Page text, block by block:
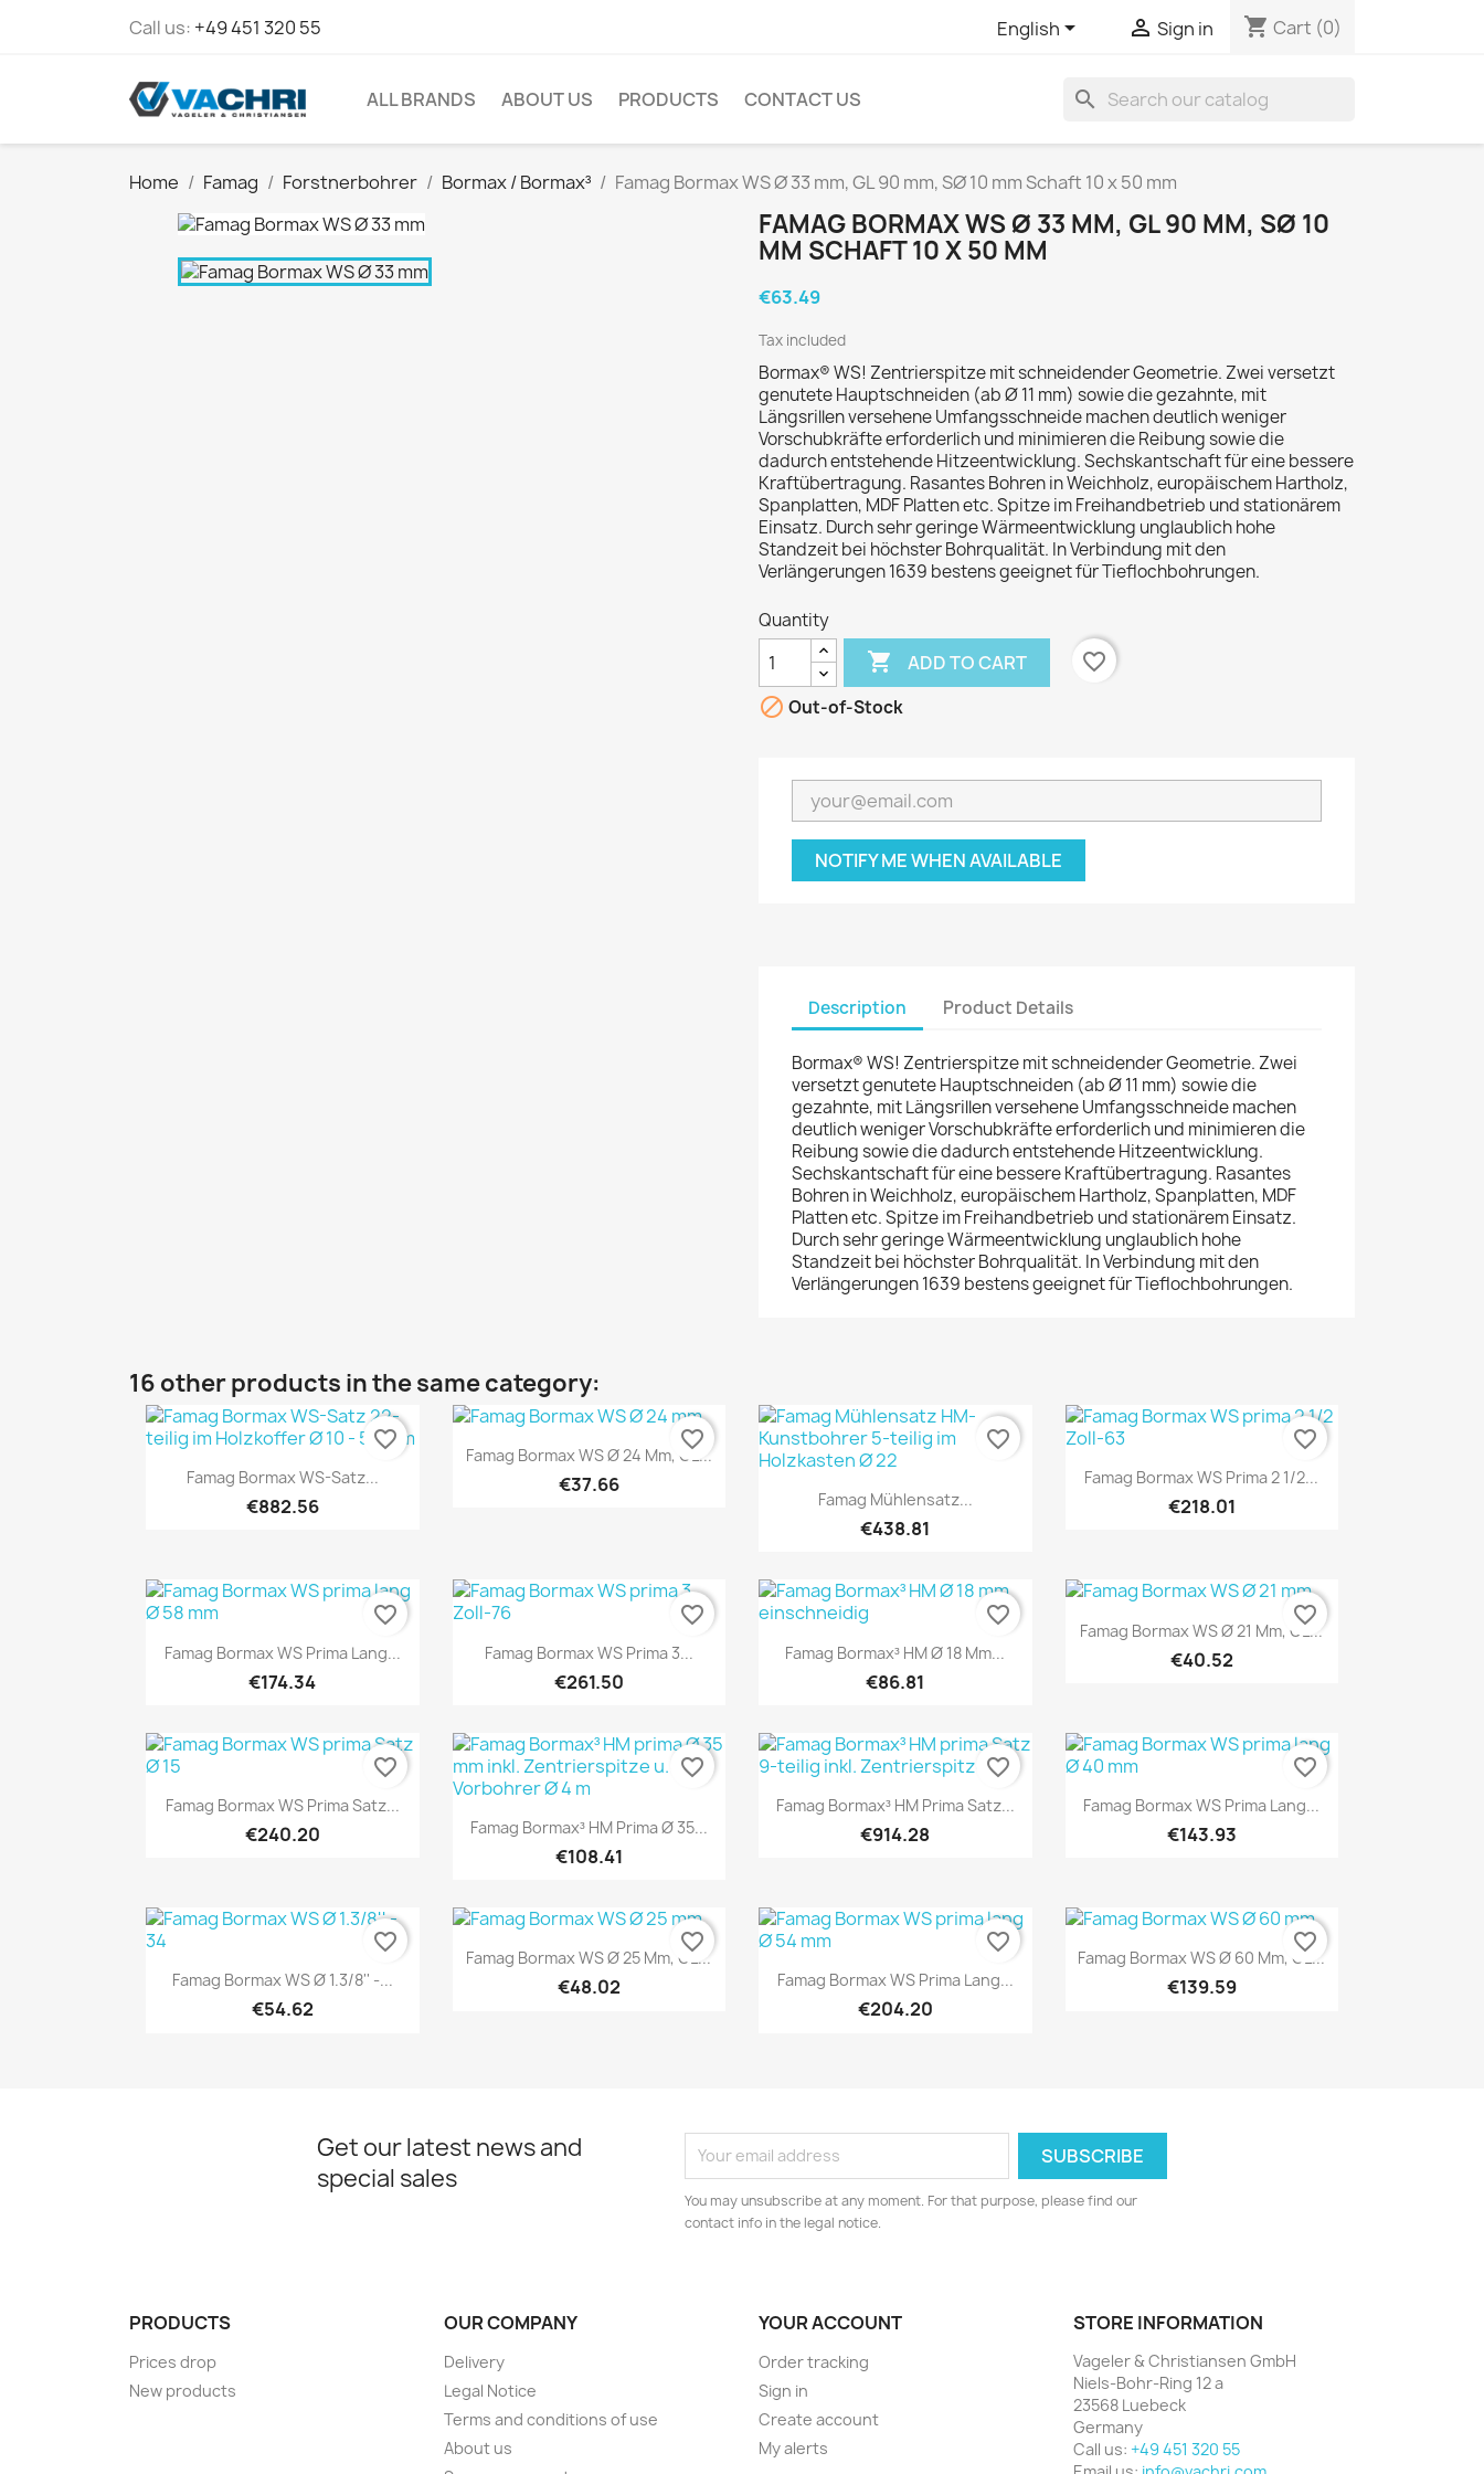
Call us: +49 451 320 55 English  Sign in shopping_cart Cart (0)
ALL BRANDS ABOUT US PRODUCTS CONTACT US search
Home Famag Forstnerbohrer Bormax / Bormax³ Famag Bormax WS Ø 33 mm, GL 90 mm, SØ 10 mm Schaft 10 x 50 mm
FAMAG BORMAX WS Ø 33 MM, GL 90 MM, SØ 10
MM SCHAFT 10 X 50 MM
€63.49
Tax included
Bormax® WS! Zentrierspitze mit schneidender Geometrie. Zwei versetzt
genutete Hauptschneiden (ab Ø 11 mm) sowie die gezahnte, mit
Längsrillen versehene Umfangsschneide machen deutlich weniger
Vorschubkräfte erforderlich und minimieren die Reibung sowie die
dadurch entstehende Hitzeentwicklung. Sechskantschaft für eine bessere
Kraftübertragung. Rasantes Bohren in Weichholz, europäischem Hartholz,
Spanplatten, MDF Platten etc. Spitze im Freihandbetrieb und stationärem
Einsatz. Durch sehr geringe Wärmeentwicklung unglaublich hohe
Standzeit bei höchster Bohrqualität. In Verbindung mit den
Verlängerungen 1639 bestens geeignet für Tieflochbohrungen.
Quantity
 ADD TO CART
favorite_border
 Out-of-Stock
NOTIFY ME WHEN AVAILABLE
Description Product Details
Bormax® WS! Zentrierspitze mit schneidender Geometrie. Zwei
versetzt genutete Hauptschneiden (ab Ø 11 mm) sowie die
gezahnte, mit Längsrillen versehene Umfangsschneide machen
deutlich weniger Vorschubkräfte erforderlich und minimieren die
Reibung sowie die dadurch entstehende Hitzeentwicklung.
Sechskantschaft für eine bessere Kraftübertragung. Rasantes
Bohren in Weichholz, europäischem Hartholz, Spanplatten, MDF
Platten etc. Spitze im Freihandbetrieb und stationärem Einsatz.
Durch sehr geringe Wärmeentwicklung unglaublich hohe
Standzeit bei höchster Bohrqualität. In Verbindung mit den
Verlängerungen 1639 bestens geeignet für Tieflochbohrungen.
16 other products in the same category:
Quick view
Famag Bormax WS-Satz...
€882.56
favorite_border Quick view
Famag Bormax WS Ø 24 Mm, GL...
€37.66
favorite_border
Quick view
Famag Mühlensatz...
€438.81
favorite_border
Quick view
Famag Bormax WS Prima 2 1/2...
€218.01
favorite_border
Quick view
Famag Bormax WS Prima Lang...
€174.34
favorite_border
Quick view
Famag Bormax WS Prima 3...
€261.50
favorite_border
Quick view
Famag Bormax³ HM Ø 18 Mm...
€86.81
favorite_border Quick view
Famag Bormax WS Ø 21 Mm, GL...
€40.52
favorite_border
Quick view
Famag Bormax WS Prima Satz...
€240.20
favorite_border
Quick view
Famag Bormax³ HM Prima Ø 35...
€108.41
favorite_border
Quick view
Famag Bormax³ HM Prima Satz...
€914.28
favorite_border
Quick view
Famag Bormax WS Prima Lang...
€143.93
favorite_border
Quick view
Famag Bormax WS Ø 1.3/8'' -...
€54.62
favorite_border Quick view
Famag Bormax WS Ø 25 Mm, GL...
€48.02
favorite_border
Quick view
Famag Bormax WS Prima Lang...
€204.20
favorite_border Quick view
Famag Bormax WS Ø 60 Mm, GL...
€139.59
favorite_border
Get our latest news and
special sales
You may unsubscribe at any moment. For that purpose, please find our
contact info in the legal notice.
PRODUCTS
Prices drop
New products
OUR COMPANY
Delivery
Legal Notice
Terms and conditions of use
About us
YOUR ACCOUNT
Order tracking
Sign in
Create account
My alerts
STORE INFORMATION
Vageler & Christiansen GmbH
Niels-Bohr-Ring 12 a
23568 Luebeck
Germany
Call us: +49 451 320 55